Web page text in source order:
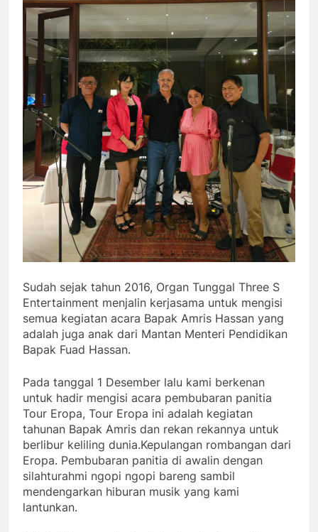
Sudah sejak tahun 2016, Organ Tunggal Three S
Entertainment menjalin kerjasama untuk mengisi
semua kegiatan acara Bapak Amris Hassan yang
adalah juga anak dari Mantan Menteri Pendidikan
Bapak Fuad Hassan.
Pada tanggal 1 Desember lalu kami berkenan
untuk hadir mengisi acara pembubaran panitia
Tour Eropa, Tour Eropa ini adalah kegiatan
tahunan Bapak Amris dan rekan rekannya untuk
berlibur keliling dunia.Kepulangan rombangan dari
Eropa. Pembubaran panitia di awalin dengan
silahturahmi ngopi ngopi bareng sambil
mendengarkan hiburan musik yang kami
lantunkan.